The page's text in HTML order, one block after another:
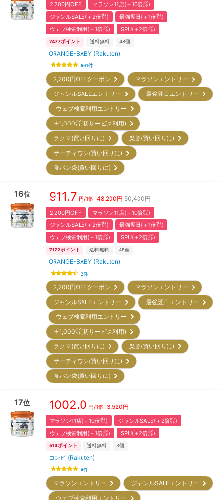
2,200円OFF
マラソン11店(＋10倍㌽)
ジャンルSALE(＋2倍㌽)
最強翌日(＋1倍㌽)
ウェブ検索利用(＋1倍㌽)
SPU(＋2倍㌽)
7477ポイント 送料無料 48個
ORANGE-BABY (Rakuten)
661件
2,200円OFFクーポン
マラソンエントリー
ジャンルSALEエントリー
最強翌日エントリー
ウェブ検索利用エントリー
＋1,000㌽(初サービス利用)
ラクマ(買い回りに)
楽券(買い回りに)
サーティワン(買い回りに)
食パン袋(買い回りに)
16位 911.7 円/1個 48,200円 50,400円
2,200円OFF
マラソン11店(＋10倍㌽)
ジャンルSALE(＋2倍㌽)
最強翌日(＋1倍㌽)
ウェブ検索利用(＋1倍㌽)
SPU(＋2倍㌽)
7172ポイント 送料無料 45個
ORANGE-BABY (Rakuten)
2件
2,200円OFFクーポン
マラソンエントリー
ジャンルSALEエントリー
最強翌日エントリー
ウェブ検索利用エントリー
＋1,000㌽(初サービス利用)
ラクマ(買い回りに)
楽券(買い回りに)
サーティワン(買い回りに)
食パン袋(買い回りに)
17位 1002.0 円/1個 3,520円
マラソン11店(＋10倍㌽)
ジャンルSALE(＋2倍㌽)
ウェブ検索利用(＋1倍㌽)
SPU(＋2倍㌽)
514ポイント 送料無料 3個
コンビ (Rakuten)
6件
マラソンエントリー
ジャンルSALEエントリー
ウェブ検索利用エントリー